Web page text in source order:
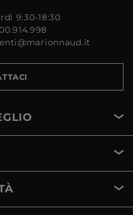
9:30-18:30